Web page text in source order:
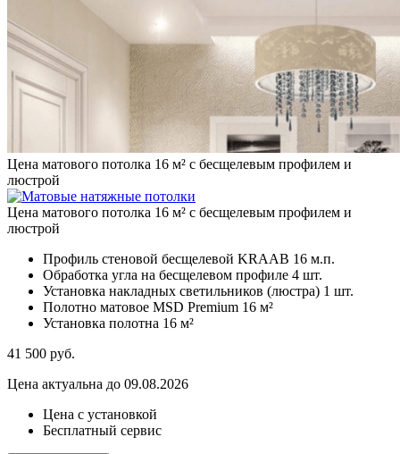
Цена матового потолка 16 м² с бесщелевым профилем и
люстрой
Цена матового потолка 16 м² с бесщелевым профилем и
люстрой
Профиль стеновой бесщелевой KRAAB 16 м.п.
Обработка угла на бесщелевом профиле 4 шт.
Установка накладных светильников (люстра) 1 шт.
Полотно матовое MSD Premium 16 м²
Установка полотна 16 м²
41 500 руб.
Цена актуальна до 09.08.2026
Цена с установкой
Бесплатный сервис